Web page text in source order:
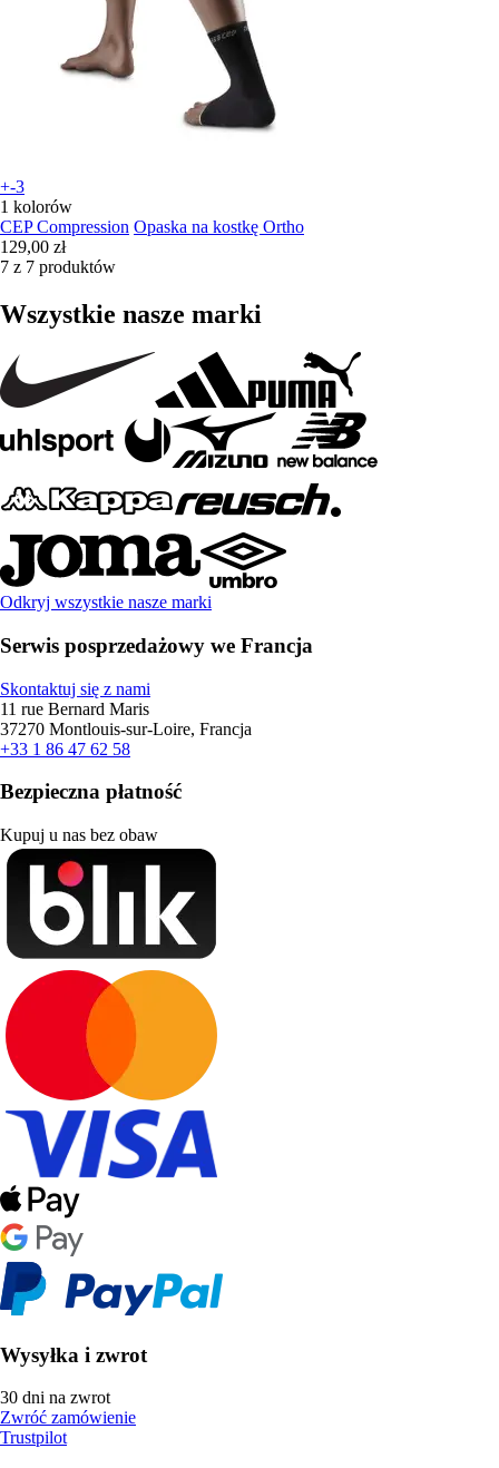
+-3
1 kolorów
CEP Compression Opaska na kostkę Ortho
129,00 zł
7 z 7 produktów
Wszystkie nasze marki
Odkryj wszystkie nasze marki
Serwis posprzedażowy we Francja
Skontaktuj się z nami
11 rue Bernard Maris
37270 Montlouis-sur-Loire, Francja
+33 1 86 47 62 58
Bezpieczna płatność
Kupuj u nas bez obaw
Wysyłka i zwrot
30 dni na zwrot
Zwróć zamówienie
Trustpilot